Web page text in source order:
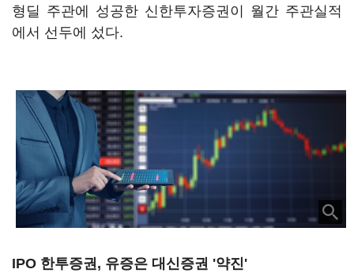
형딜 주관에 성공한 신한투자증권이 월간 주관실적
에서 선두에 섰다.
IPO 한투증권, 유증은 대신증권 '약진'